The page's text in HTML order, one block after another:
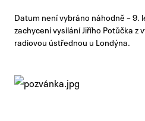
Datum není vybráno náhodně – 9.
zachycení vysílání Jiřího Potůčka z
radiovou ústřednou u Londýna.